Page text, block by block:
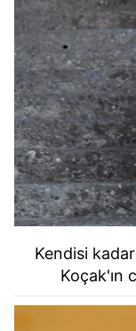
Kendisi
Koçak'ın